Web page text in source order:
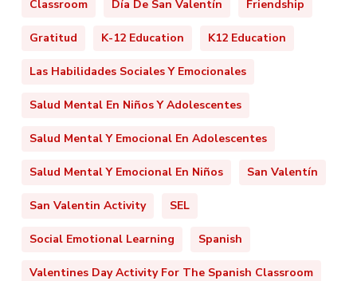
Classroom Día De San Valentín Friendship
Gratitud K-12 Education K12 Education
Las Habilidades Sociales Y Emocionales
Salud Mental En Niños Y Adolescentes
Salud Mental Y Emocional En Adolescentes
Salud Mental Y Emocional En Niños San Valentín
San Valentin Activity SEL
Social Emotional Learning Spanish
Valentines Day Activity For The Spanish Classroom